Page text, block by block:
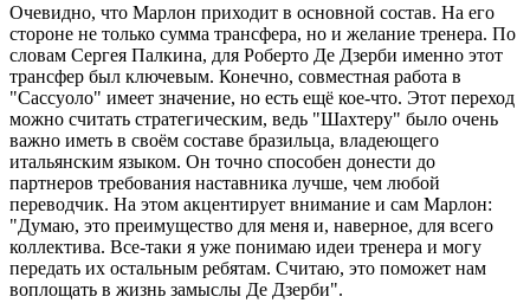
Очевидно, что Марлон приходит в основной состав. На его
стороне не только сумма трансфера, но и желание тренера. По
словам Сергея Палкина, для Роберто Де Дзерби именно этот
трансфер был ключевым. Конечно, совместная работа в
"Сассуоло" имеет значение, но есть ещё кое-что. Этот переход
можно считать стратегическим, ведь "Шахтеру" было очень
важно иметь в своём составе бразильца, владеющего
итальянским языком. Он точно способен донести до
партнеров требования наставника лучше, чем любой
переводчик. На этом акцентирует внимание и сам Марлон:
"Думаю, это преимущество для меня и, наверное, для всего
коллектива. Все-таки я уже понимаю идеи тренера и могу
передать их остальным ребятам. Считаю, это поможет нам
воплощать в жизнь замыслы Де Дзерби".